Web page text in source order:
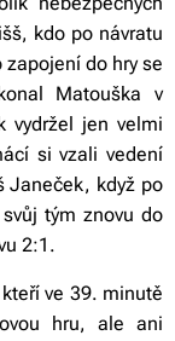
kdo po návratu
do hry se
Matouška v
vydržel jen velmi
si vzali vedení
Janeček, když po
tým znovu do
2:1.
ve 39. minutě
hru, ale ani